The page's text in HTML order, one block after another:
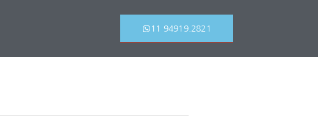
11 94919.2821